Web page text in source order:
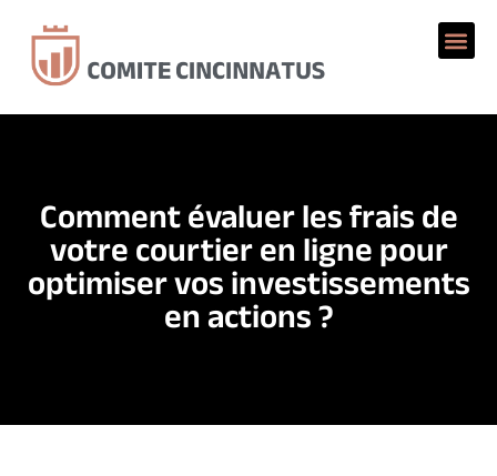
Comment évaluer les frais de
votre courtier en ligne pour
optimiser vos investissements
en actions ?